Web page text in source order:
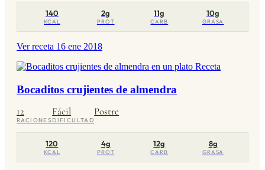
140
KCAL
2g
PROT
11g
CARB
10g
GRASA
Ver receta 16 ene 2018
Receta
Bocaditos crujientes de almendra
12
RACIONES
Fácil
DIFICULTAD
Postre
120
KCAL
4g
PROT
12g
CARB
8g
GRASA